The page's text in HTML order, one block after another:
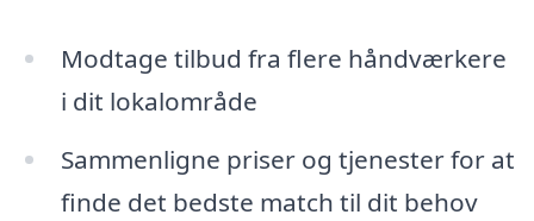
Modtage tilbud fra flere håndværkere
i dit lokalområde
Sammenligne priser og tjenester for at
finde det bedste match til dit behov